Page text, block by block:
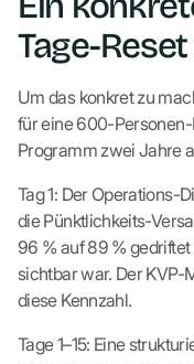
Tage-Reset
Um das konkret zu
für eine 600-
Programm zwei Jahre
Tag 1: Der Operations-
die Pünktlichkeits-
96 % auf 89 %
sichtbar war. Der KVP-
diese Kennzahl.
Tage 1–15: Eine